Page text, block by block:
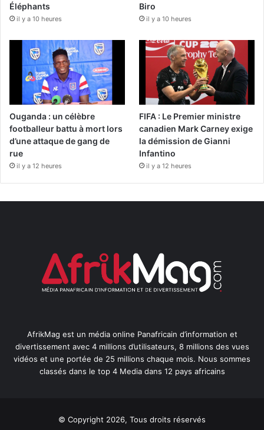
Éléphants
il y a 10 heures
Biro
il y a 10 heures
Ouganda : un célèbre
footballeur battu à mort lors
d’une attaque de gang de
rue
il y a 12 heures
FIFA : Le Premier ministre
canadien Mark Carney exige
la démission de Gianni
Infantino
il y a 12 heures
AfrikMag est un média online Panafricain d’information et
divertissement avec 4 millions d’utilisateurs, 8 millions des vues
vidéos et une portée de 25 millions chaque mois. Nous sommes
classés dans le top 4 Media dans 12 pays africains
© Copyright 2026, Tous droits réservés